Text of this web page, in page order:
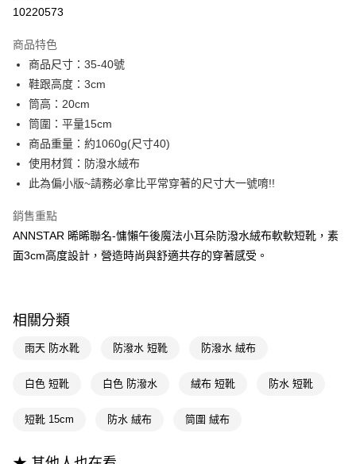
全支付
大哥付你分期
相關說明
1.本服務由台灣大哥大提供，台灣大哥大用戶可立即使用無須另外申請。
2.付款方式選擇「大哥付你分期」，訂單成立後會自動跳轉到大哥付的交易
流程，驗證手機門號後，選擇欲分期的期數、繳款截止日，確認付款後即完
成交易。
3.實際核准額度、可分期數及費用金額請依後續交易確認頁面所載為準。
4.訂單成立30分鐘內，如未前往確認交易或遇審核未通過，訂單將自動取
法說明評估內容。
1.分期款項不併入電信帳單，「大哥付你分期」於每月結算日後寄送繳費提
醒簡訊。
帳／街口支付／iPASS MONEY」等通路繳費。
用戶於交易時，得透過本服務購買商品或服務，並由商店將買賣／分期付款
2.基於同意付款使用「大哥付你分期」之契約關係目的，商店將以您的個人
3.完整用戶服務條款，請詳閱以下連結：
https://oppay.tw/userRule
AFTEE先享後付
相關說明
【關於「AFTEE先享後付」】
AFTEE先享後付是「在收到商品之後才付款」的支付方式。 讓您購物簡單
便利好安心！
１．簡單：不需註冊會員、不需綁卡、不需儲值。
２．便利：只要手機號碼，簡訊認證，即可結帳。
【「AFTEE先享後付」結帳流程】
１．於結帳方式選擇「AFTEE先享後付」後，將跳轉至「AFTEE先享後付」
結帳頁面，進行簡訊認證並確認金額後，即可完成結帳。
購買商品的店家。未經商家同意取消之訂單仍視為有效，需透過AFTEE先享
※ 交易是否成功請以「AFTEE先享後付 」之結帳頁面顯示為準，若有關於
客戶支援中心」
https://netprotections.freshdesk.com/support/home
１．透過由恩沛科技股份有限公司提供之「AFTEE先享後付」服務完成之交
每筆NT$100，滿NT$999(含以上)免運費
國家/地區配送(非順豐配送，勿填寫順豐智能櫃地址)
10220573
商品特色
商品尺寸：35-40號
鞋跟高度：3cm
筒高：20cm
筒圍：平量15cm
商品重量：約1060g(尺寸40)
使用材質：防潑水絨布
此為偏小版~請務必拿比平常穿著的尺寸大一號唷!!
銷售重點
ANNSTAR 晞晞聯名-慵懶午後魔法小耳朵防潑水絨布軟軟短靴，素
面3cm高度設計，營造時尚與舒適共存的穿著感受。
相關分類
雨天 防水靴 防潑水 短靴 防潑水 絨布
白色 短靴 白色 防潑水 絨布 短靴 防水 短靴
短靴 15cm 防水 絨布 筒圍 絨布